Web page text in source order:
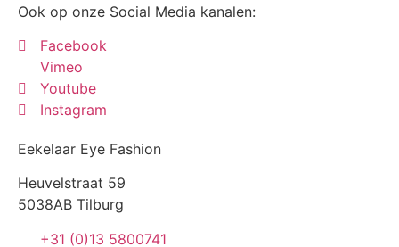
Ook op onze Social Media kanalen:
Facebook
Vimeo
Youtube
Instagram
Eekelaar Eye Fashion
Heuvelstraat 59
5038AB Tilburg
+31 (0)13 5800741